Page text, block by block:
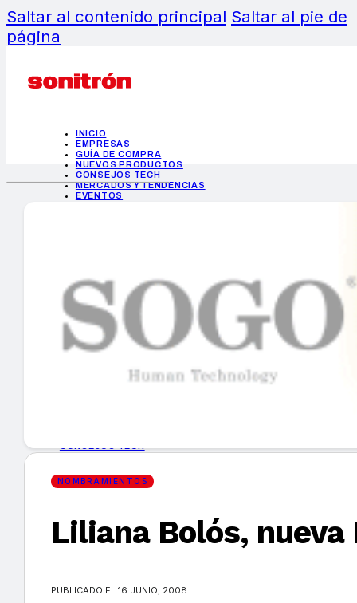
Saltar al contenido principal Saltar al pie de
página
INICIO
EMPRESAS
GUÍA DE COMPRA
NUEVOS PRODUCTOS
CONSEJOS TECH
MERCADOS Y TENDENCIAS
EVENTOS
INICIO
EMPRESAS
GUÍA DE COMPRA
MERCADOS Y TENDENCIAS
EVENTOS
NOMBRAMIENTOS
Liliana Bolós,
PUBLICADO EL 16 JUNIO, 2008